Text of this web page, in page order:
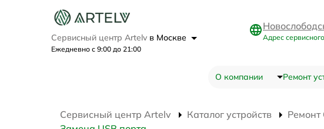
Сервисный центр Artelv в Москве
Ежедневно с 9:00 до 21:00
Адрес
О компании Ремонт
Сервисный центр Artelv Каталог устройств Ремонт